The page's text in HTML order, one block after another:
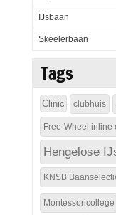
IJsbaan
Skeelerbaan
Tags
Clinic clubhuis
Free-Wheel inline
Hengelose
KNSB
Montessoricollege